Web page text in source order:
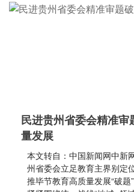
民进贵州省委会精准
量发展
本文转自：中国新闻网中新
州省委会立足教育主界别定
推毕节教育高质量发展“破题